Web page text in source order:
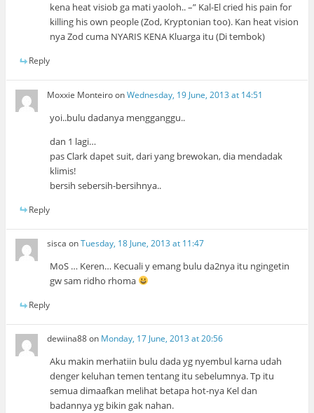
kena heat visiob ga mati yaoloh.. –” Kal-El cried his pain for
killing his own people (Zod, Kryptonian too). Kan heat vision
nya Zod cuma NYARIS KENA Kluarga itu (Di tembok)
Reply
Moxxie MonteiroonWednesday, 19 June, 2013 at 14:51
yoi..bulu dadanya mengganggu..
dan 1 lagi…
pas Clark dapet suit, dari yang brewokan, dia mendadak
klimis!
bersih sebersih-bersihnya..
Reply
sisca onTuesday, 18 June, 2013 at 11:47
MoS … Keren… Kecuali y emang bulu da2nya itu ngingetin
gw sam ridho rhoma
Reply
dewiina88on Monday, 17 June, 2013 at 20:56
Aku makin merhatiin bulu dada yg nyembul karna udah
denger keluhan temen tentang itu sebelumnya. Tp itu
semua dimaafkan melihat betapa hot-nya Kel dan
badannya yg bikin gak nahan.